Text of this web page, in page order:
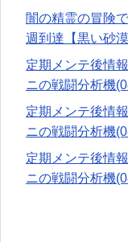
闇の精霊の冒険
週到達【黒い砂
定期メンテ後情
ニの戦闘分析機
定期メンテ後情
ニの戦闘分析機
定期メンテ後情
ニの戦闘分析機